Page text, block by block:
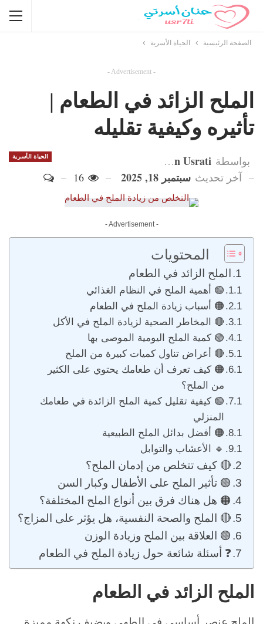
الصفحة الرئيسية الحياة الأسرية
- Advertisement -
الملح الزائد في الطعام |
تأثيره وكيفية تقليله
الحياة الأسرية بواسطة Hanan Usrati
آخر تحديث سبتمبر 18, 2025
- Advertisement -
المحتويات
الملح الزائد في الطعام
🟢 أهمية الملح في النظام الغذائي
🟠 أسباب زيادة الملح في الطعام
🔴 المخاطر الصحية لزيادة الملح في الأكل
🟢 كمية الملح اليومية الموصى بها
🔴 أعراض تناول كميات كبيرة من الملح
🟠 كيف تعرف أن طعامك يحتوي على الكثير
من الملح؟
🟢 كيفية تقليل كمية الملح الزائدة في طعامك
المنزلي
🟠 أفضل بدائل الملح الطبيعية
🔹 الأعشاب والتوابل
🔴 كيف تتخلص من إدمان الملح؟
🟢 تأثير الملح على الأطفال وكبار السن
🟠 هل هناك فرق بين أنواع الملح المختلفة؟
🔴 الملح والصحة النفسية، هل يؤثر على المزاج؟
🟢 العلاقة بين الملح وزيادة الوزن
❓ أسئلة شائعة حول زيادة الملح في الطعام
الملح الزائد في الطعام